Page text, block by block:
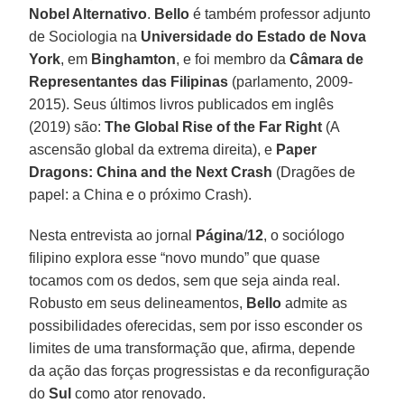
Nobel Alternativo. Bello é também professor adjunto
de Sociologia na Universidade do Estado de Nova
York, em Binghamton, e foi membro daCâmara de
Representantes das Filipinas (parlamento, 2009-
2015). Seus últimos livros publicados em inglês
(2019) são:The Global Rise of the Far Right (A
ascensão global da extrema direita), e Paper
Dragons: China and the Next Crash (Dragões de
papel: a China e o próximo Crash).
Nesta entrevista ao jornal Página/12, o sociólogo
filipino explora esse “novo mundo” que quase
tocamos com os dedos, sem que seja ainda real.
Robusto em seus delineamentos, Bello admite as
possibilidades oferecidas, sem por isso esconder os
limites de uma transformação que, afirma, depende
da ação das forças progressistas e da reconfiguração
doSul como ator renovado.